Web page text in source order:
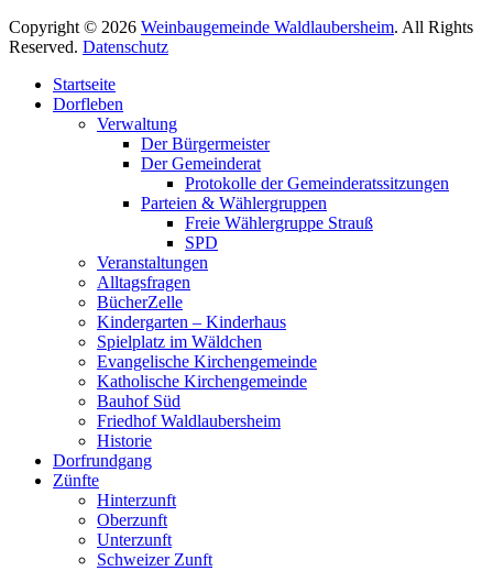
Copyright © 2026 Weinbaugemeinde Waldlaubersheim. All Rights
Reserved. Datenschutz
oben
scrollen
Startseite
Dorfleben
Verwaltung
Der Bürgermeister
Der Gemeinderat
Protokolle der Gemeinderatssitzungen
Parteien & Wählergruppen
Freie Wählergruppe Strauß
SPD
Veranstaltungen
Alltagsfragen
BücherZelle
Kindergarten – Kinderhaus
Spielplatz im Wäldchen
Evangelische Kirchengemeinde
Katholische Kirchengemeinde
Bauhof Süd
Friedhof Waldlaubersheim
Historie
Dorfrundgang
Zünfte
Hinterzunft
Oberzunft
Unterzunft
Schweizer Zunft